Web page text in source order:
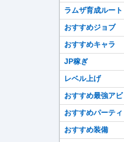
ラムザ育成ルート
おすすめジョブ
おすすめキャラ
JP稼ぎ
レベル上げ
おすすめ最強アビ
おすすめパーティ
おすすめ装備